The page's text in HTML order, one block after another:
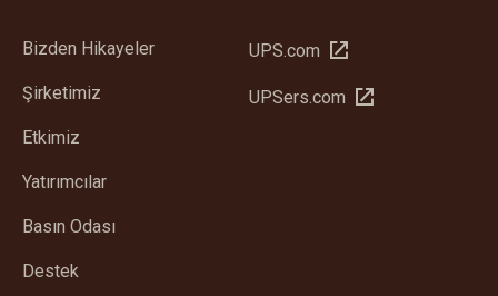
Bizden Hikayeler
Şirketimiz
Etkimiz
Yatırımcılar
Basın Odası
Destek
UPS.com Yeni
aç
UPSers.com Yeni